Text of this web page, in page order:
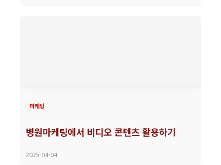
마케팅
병원마케팅에서 비디오 콘텐츠 활용하기
2025-04-04